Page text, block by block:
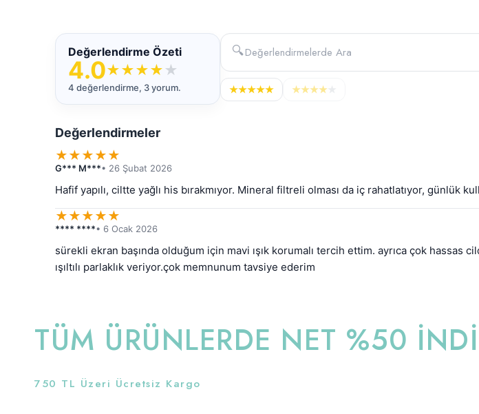
Değerlendirme Özeti
4.0★★★★ ★
4 değerlendirme, 3 yorum.
🔍
★★★★★ ★★★★
Değerlendirmeler
★★★★★
G*** M***• 26 Şubat 2026
Hafif yapılı, ciltte yağlı his bırakmıyor. Mineral filtreli olması da iç rahatlatıyor, günlük
★★★★★
**** ****• 6 Ocak 2026
sürekli ekran başında olduğum için mavi ışık korumalı tercih ettim. ayrıca çok
ışıltılı parlaklık veriyor.çok memnunum tavsiye ederim
TÜM ÜRÜNLERDE NET %50
750 TL Üzeri Ücretsiz Kargo